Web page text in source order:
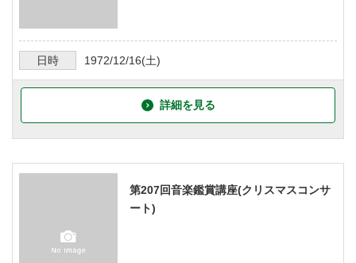
日時 1972/12/16(土)
詳細を見る
第207回音楽鑑賞講座(クリスマスコンサ
ート)